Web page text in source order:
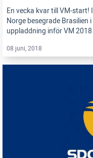
En vecka kvar till VM-
Norge besegrade
uppladdning inför VM
08 juni, 2018